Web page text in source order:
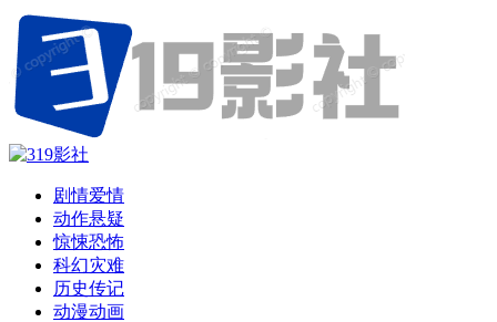
剧情爱情
动作悬疑
惊悚恐怖
科幻灾难
历史传记
动漫动画